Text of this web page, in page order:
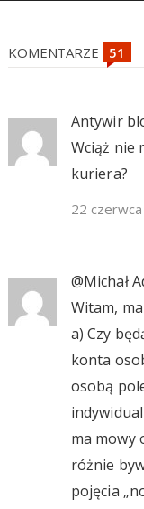
KOMENTARZE
Antywir
Wciąż nie
kuriera?
22
@Michał
Witam,
a) Czy
konta
osobą
ma mowy
różnie
pojęcia